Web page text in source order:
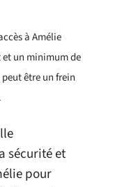
à Amélie
un minimum de
être un frein
sécurité et
pour